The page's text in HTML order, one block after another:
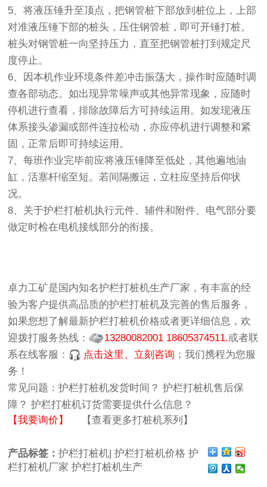
5、将液压锤升至顶点，把钢管桩下部放到桩位上，上部
对准液压锤下部的桩头，压住钢管桩，即可开锤打桩。
桩头对钢管桩一向坚持压力，直至把钢管桩打到规定尺
度停止。
6、因本机作业环境条件差冲击振荡大，操作时应随时调
查各部动态。如出现异常噪声或其他异常现象，应随时
停机进行查看，排除故障后方可持续运用。如发现液压
体系接头渗漏或部件连拉松动，亦应停机进行调整和紧
固，正常后即可持续运用。
7、每班作业完毕前应将液压锤降至低处，其他遍地油
缸，活塞杆缩至短。若间隔搬运，立柱应坚持后仰状
况。
8、关于护栏打桩机执行元件、辅件和附件、电气部分要
做定时检在电机接线部分的衔接。
卓力工矿是国内知名护栏打桩机生产厂家 ，有丰富的经
验为客户提供高品质的护栏打桩机及完善的售后服务，
如果您想了解最新护栏打桩机价格或者更详细信息，欢
迎拨打服务热线：
13280082001 18605374511.或者联
系在线客服：
点击这里、立刻咨询 ；我们携程为您服
务！
常见问题：护栏打桩机发货时间？ 护栏打桩机售后保
障？ 护栏打桩机订货需要提供什么信息？
【我要询价】
【查看更多打桩机系列】
产品标签：护栏打桩机|护栏打桩机价格 护
栏打桩机厂家 护栏打桩机生产